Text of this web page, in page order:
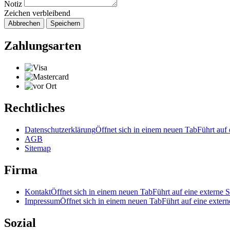
Notiz
Zeichen verbleibend
Abbrechen Speichern
Zahlungsarten
Rechtliches
DatenschutzerklärungÖffnet sich in einem neuen TabFührt auf
AGB
Sitemap
Firma
KontaktÖffnet sich in einem neuen TabFührt auf eine externe
ImpressumÖffnet sich in einem neuen TabFührt auf eine
Sozial